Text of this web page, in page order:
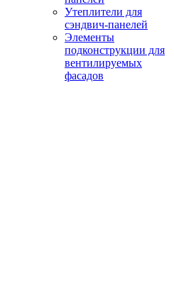
Утеплители для
сэндвич-панелей
Элементы
подконструкции для
вентилируемых
фасадов